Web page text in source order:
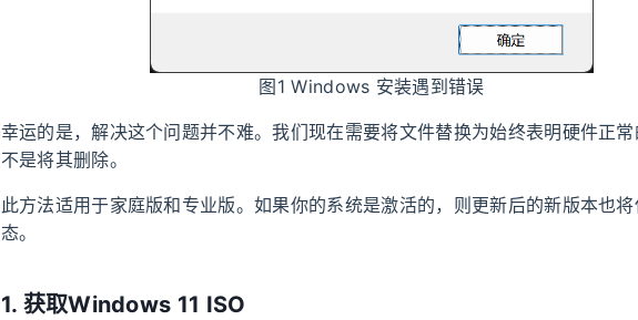
图1 Windows 安装遇到错误
幸运的是，解决这个问题并不难。我们现在需要将文件替换为始终表明硬件正
不是将其删除。
此方法适用于家庭版和专业版。如果你的系统是激活的，则更新后的新版本也
态。
1. 获取Windows 11 ISO